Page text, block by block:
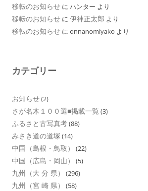
移転のお知らせ に ハンター より
移転のお知らせ に 伊神正太郎 より
移転のお知らせ に onnanomiyako より
カテゴリー
お知らせ(2)
さが名木１００選■掲載一覧 (3)
ふるさと古写真考(88)
みさき道の道塚 (14)
中国（島根・鳥取） (22)
中国（広島・岡山） (5)
九州（大 分 県） (296)
九州（宮 崎 県） (58)